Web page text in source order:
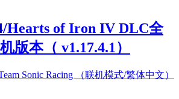
Hearts of Iron IV DLC全
版本（ v1.17.4.1）